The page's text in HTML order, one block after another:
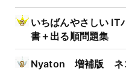
いちばんやさしい IT
書＋出る順問題集
Nyaton 増補版 ネ